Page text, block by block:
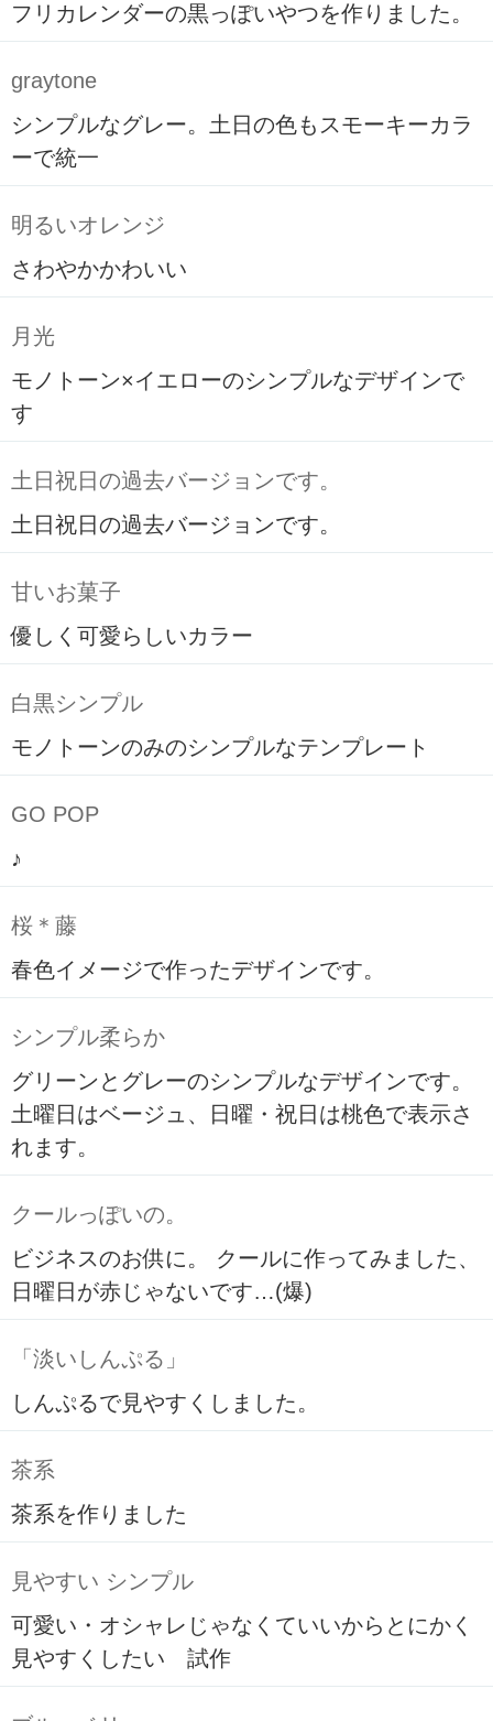
フリカレンダーの黒っぽいやつを作りました。
graytone
シンプルなグレー。土日の色もスモーキーカラ
ーで統一
明るいオレンジ
さわやかかわいい
月光
モノトーン×イエローのシンプルなデザインで
す
土日祝日の過去バージョンです。
土日祝日の過去バージョンです。
甘いお菓子
優しく可愛らしいカラー
白黒シンプル
モノトーンのみのシンプルなテンプレート
GO POP
♪
桜＊藤
春色イメージで作ったデザインです。
シンプル柔らか
グリーンとグレーのシンプルなデザインです。
土曜日はベージュ、日曜・祝日は桃色で表示さ
れます。
クールっぽいの。
ビジネスのお供に。 クールに作ってみました、
日曜日が赤じゃないです…(爆)
「淡いしんぷる」
しんぷるで見やすくしました。
茶系
茶系を作りました
見やすい シンプル
可愛い・オシャレじゃなくていいからとにかく
見やすくしたい 試作